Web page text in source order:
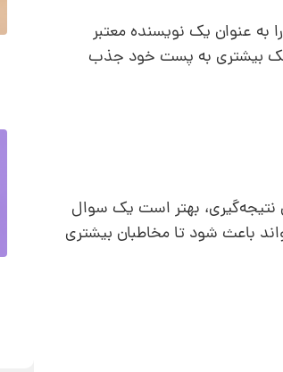
به عنوان یک نویسنده معتبر
بیشتری به پست خود جذب
نتیجه‌گیری، بهتر است یک سوال
باعث شود تا مخاطبان بیشتری